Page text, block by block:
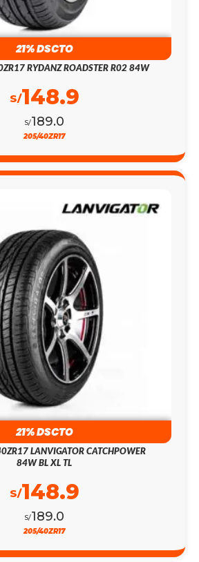
21% DSCTO
RYDANZ ROADSTER R02 84W
S/189.0
S/148.9
205/40ZR17
21% DSCTO
LANVIGATOR CATCHPOWER
84W BL XL TL
S/189.0
S/148.9
205/40ZR17